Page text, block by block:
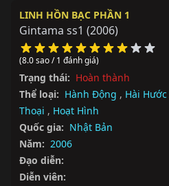
LINH HỒN BẠC PHẦN 1
Gintama ss1 (2006)
(8.0 sao / 1 đánh giá)
Trạng thái: Hoàn thành
Thể loại: Hành Động , Hài Hước
Thoại , Hoạt Hình
Quốc gia: Nhật Bản
Năm: 2006
Đạo diễn:
Diễn viên: